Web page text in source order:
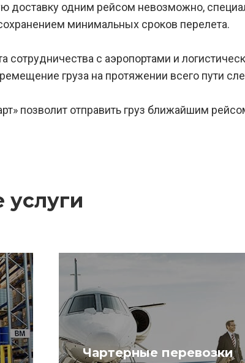
доставку одним рейсом невозможно,
минимальных сроков перелета.
сотрудничества с аэропортами и
груза на протяжении всего пути
позволит отправить груз ближайшим
Чартерные перевозки